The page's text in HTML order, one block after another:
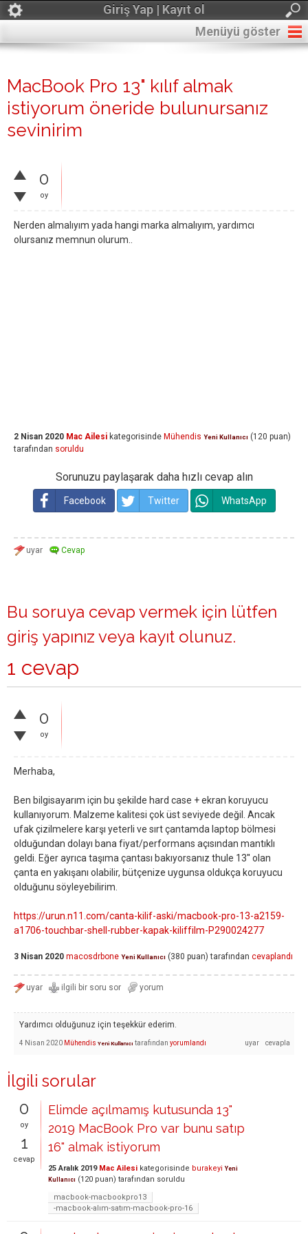
Giriş Yap | Kayıt ol
Menüyü göster
MacBook Pro 13" kılıf almak
istiyorum öneride bulunursanız
sevinirim
0
oy
Nerden almalıyım yada hangi marka almalıyım, yardımcı
olursanız memnun olurum..
2 Nisan 2020 Mac Ailesi kategorisinde Mühendis Yeni Kullanıcı (120 puan)
tarafından soruldu
Sorunuzu paylaşarak daha hızlı cevap alın
Facebook Twitter WhatsApp
Bu soruya cevap vermek için lütfen
giriş yapınız veya kayıt olunuz.
1 cevap
0
oy
Merhaba,
Ben bilgisayarım için bu şekilde hard case + ekran koruyucu
kullanıyorum. Malzeme kalitesi çok üst seviyede değil. Ancak
ufak çizilmelere karşı yeterli ve sırt çantamda laptop bölmesi
olduğundan dolayı bana fiyat/performans açısından mantıklı
geldi. Eğer ayrıca taşıma çantası bakıyorsanız thule 13'' olan
çanta en yakışanı olabilir, bütçenize uygunsa oldukça koruyucu
olduğunu söyleyebilirim.
https://urun.n11.com/canta-kilif-aski/macbook-pro-13-a2159-
a1706-touchbar-shell-rubber-kapak-kiliffilm-P290024277
3 Nisan 2020 macosdrbone Yeni Kullanıcı (380 puan) tarafından cevaplandı
Yardımcı olduğunuz için teşekkür ederim.
4 Nisan 2020 Mühendis Yeni Kullanıcı tarafından yorumlandı
İlgili sorular
0
oy
1
cevap
Elimde açılmamış kutusunda 13"
2019 MacBook Pro var bunu satıp
16" almak istiyorum
25 Aralık 2019 Mac Ailesi kategorisinde burakeyi Yeni
Kullanıcı (120 puan) tarafından soruldu
macbook-macbookpro13
-macbook-alım-satım-macbook-pro-16